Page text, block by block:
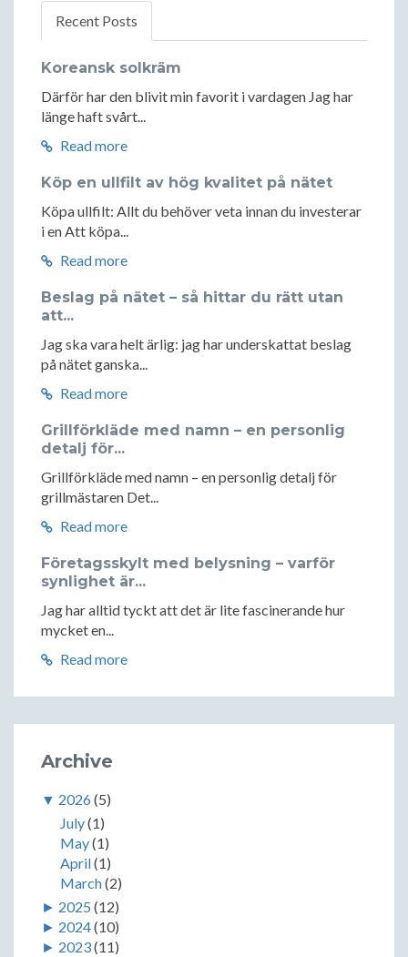
Recent Posts
Koreansk solkräm
Därför har den blivit min favorit i vardagen Jag har
länge haft svårt...
Read more
Köp en ullfilt av hög kvalitet på nätet
Köpa ullfilt: Allt du behöver veta innan du investerar
i en Att köpa...
Read more
Beslag på nätet – så hittar du rätt utan
att...
Jag ska vara helt ärlig: jag har underskattat beslag
på nätet ganska...
Read more
Grillförkläde med namn – en personlig
detalj för...
Grillförkläde med namn – en personlig detalj för
grillmästaren Det...
Read more
Företagsskylt med belysning – varför
synlighet är...
Jag har alltid tyckt att det är lite fascinerande hur
mycket en...
Read more
Archive
▼ 2026(5)
July(1)
May(1)
April(1)
March(2)
► 2025 (12)
► 2024(10)
► 2023(11)